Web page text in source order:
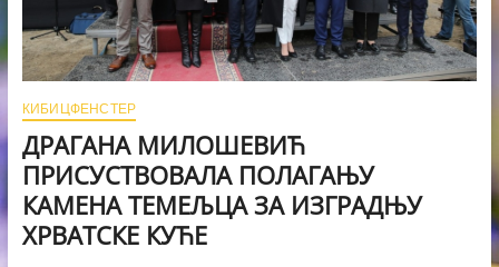
КИБИЦФЕНСТЕР
ДРАГАНА МИЛОШЕВИЋ
ПРИСУСТВОВАЛА ПОЛАГАЊУ
КАМЕНА ТЕМЕЉЦА ЗА ИЗГРАДЊУ
ХРВАТСКЕ КУЋЕ